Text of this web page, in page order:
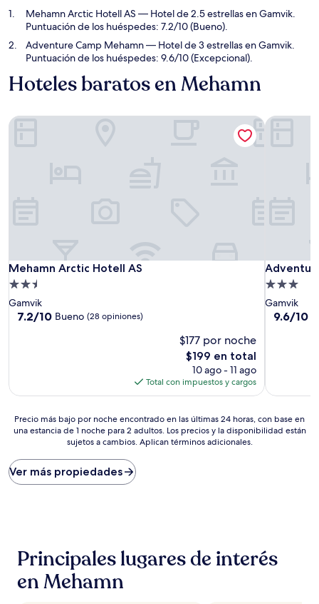
Mehamn Arctic Hotell AS — Hotel de 2.5 estrellas en Gamvik.
Puntuación de los huéspedes: 7.2/10 (Bueno).
Adventure Camp Mehamn— Hotel de 3 estrellas en Gamvik.
Puntuación de los huéspedes: 9.6/10 (Excepcional).
Hoteles baratos en Mehamn
Mehamn Arctic Hotell AS
Mehamn Arctic Hotell AS
Propiedad
de
2.5
Gamvik
7.2
7.2/10 Bueno (28 opiniones)
$177 por noche
El
precio
actual
es
$199
$199 en total
10 ago - 11 ago
Total con impuestos y cargos
Mehamn Arctic Hotell AS
Propiedad
de
3.0
Gamvik
9.6
9.6/10
Precio
más
por
noche
encontrado
con
en
Precio más bajo por noche encontrado en las últimas 24 horas, con base en
una estancia de 1 noche para 2 adultos. Los precios y la disponibilidad están
sujetos a cambios. Aplican términos adicionales.
Ver más propiedades
Principales lugares de interés
en Mehamn